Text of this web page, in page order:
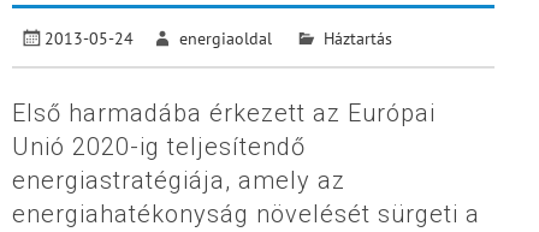
2013-05-24 energiaoldal Háztartás
Első harmadába érkezett az Európai
Unió 2020-ig teljesítendő
energiastratégiája, amely az
energiahatékonyság növelését sürgeti a